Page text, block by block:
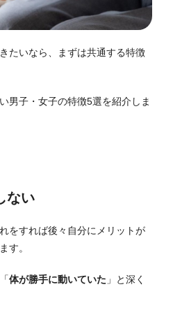
たいなら、まずは共通する特徴
男子・女子の特徴5選を紹介しま
ない
をすれば後々自分にメリットが
す。
体が勝手に動いていた 」と深く